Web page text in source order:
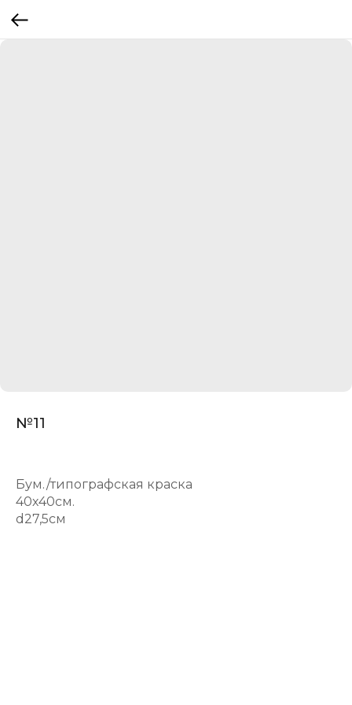
№11
Бум./типографская краска
40х40см.
d27,5cм